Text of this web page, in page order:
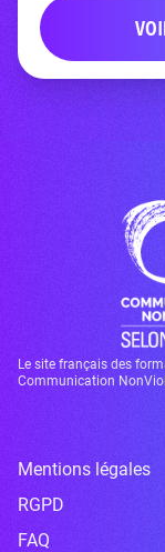
Le site français des
Communication
Mentions légales
RGPD
FAQ